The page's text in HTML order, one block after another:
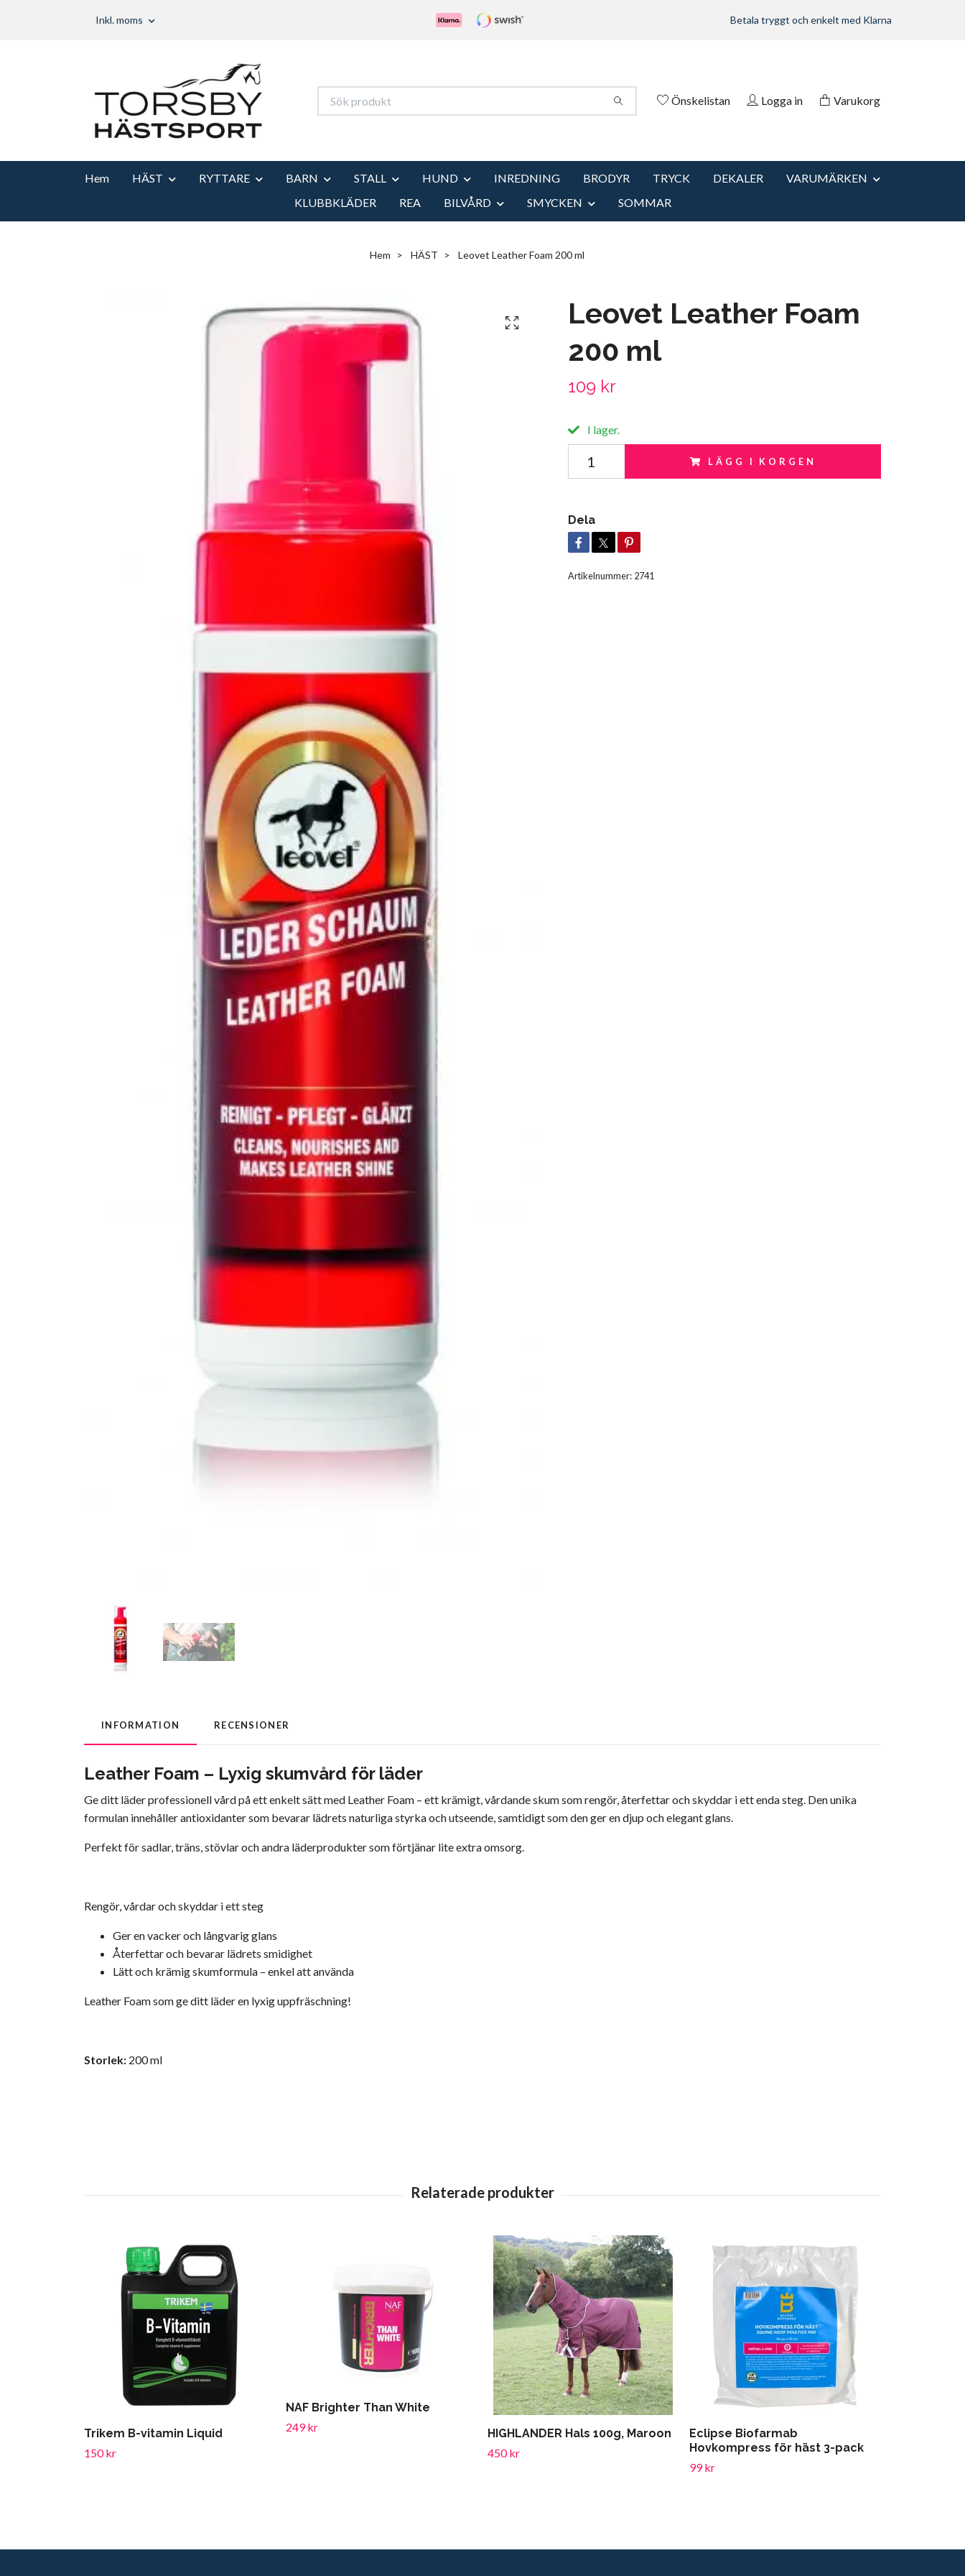
Inkl. moms Betala tryggt och enkelt med Klarna
Önskelistan Logga in Varukorg
Hem HÄST RYTTARE BARN STALL HUND INREDNING BRODYR TRYCK DEKALER
VARUMÄRKEN
KLUBBKLÄDER
REA BILVÅRD SMYCKEN SOMMAR
Hem HÄST Leovet Leather Foam 200 ml
Leovet Leather Foam
200 ml
109 kr
I lager.
LÄGG I KORGEN
Dela
Artikelnummer: 2741
INFORMATION RECENSIONER
Leather Foam – Lyxig skumvård för läder
Ge ditt läder professionell vård på ett enkelt sätt med Leather Foam – ett krämigt, vårdande skum som rengör, återfettar och skyddar i ett enda steg. Den unika
formulan innehåller antioxidanter som bevarar lädrets naturliga styrka och utseende, samtidigt som den ger en djup och elegant glans.
Perfekt för sadlar, träns, stövlar och andra läderprodukter som förtjänar lite extra omsorg.
Rengör, vårdar och skyddar i ett steg
Ger en vacker och långvarig glans
Återfettar och bevarar lädrets smidighet
Lätt och krämig skumformula – enkel att använda
Leather Foam som ge ditt läder en lyxig uppfräschning!
Storlek: 200 ml
Trikem B-vitamin Liquid
150 kr
NAF Brighter Than White
249 kr
HIGHLANDER Hals 100g, Maroon
450 kr
Eclipse Biofarmab
Hovkompress för häst 3-pack
99 kr